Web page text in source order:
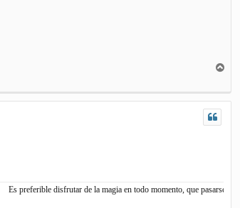
i
preferible disfrutar de la magia en todo momento, que pasarse la vida